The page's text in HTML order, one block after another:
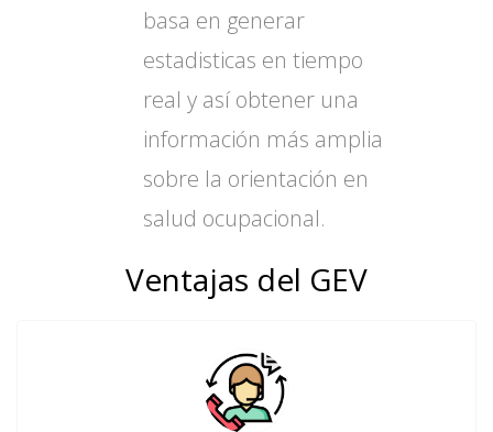
basa en generar
estadisticas en tiempo
real y así obtener una
información más amplia
sobre la orientación en
salud ocupacional.
Ventajas del GEV